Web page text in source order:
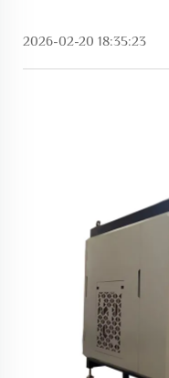
2026-02-20 18:35:23